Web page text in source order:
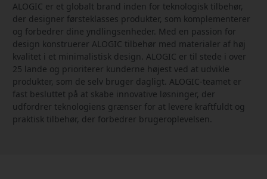
ALOGIC er et globalt brand inden for teknologisk tilbehør,
der designer førsteklasses produkter, som komplementerer
og forbedrer dine yndlingsenheder. Med en passion for
design konstruerer ALOGIC tilbehør med materialer af høj
kvalitet i et minimalistisk design. ALOGIC er til stede i over
25 lande og prioriterer kunderne højest ved at udvikle
produkter, som de selv bruger dagligt. ALOGIC-teamet er
fast besluttet på at skabe innovative løsninger, der
udfordrer teknologiens grænser for at levere kraftfuldt og
praktisk tilbehør, der forbedrer brugeroplevelsen.